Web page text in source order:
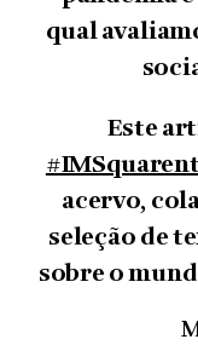
qual
Este
acervo,
seleção de
sobre o